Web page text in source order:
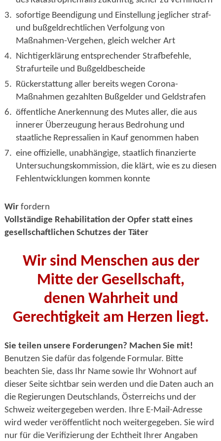
3. sofortige Beendigung und Einstellung jeglicher straf-
und bußgeldrechtlichen Verfolgung von
Maßnahmen-Vergehen, gleich welcher Art
4. Nichtigerklärung entsprechender Strafbefehle,
Strafurteile und Bußgeldbescheide
5. Rückerstattung aller bereits wegen Corona-
Maßnahmen gezahlten Bußgelder und Geldstrafen
6. öffentliche Anerkennung des Mutes aller, die aus
innerer Überzeugung heraus Bedrohung und
staatliche Repressalien in Kauf genommen haben
7. eine offizielle, unabhängige, staatlich finanzierte
Untersuchungskommission, die klärt, wie es zu diesen
Fehlentwicklungen kommen konnte
Wir fordern
Vollständige Rehabilitation der Opfer statt eines
gesellschaftlichen Schutzes der Täter
Wir sind Menschen aus der
Mitte der Gesellschaft,
denen Wahrheit und
Gerechtigkeit am Herzen liegt.
Sie teilen unsere Forderungen? Machen Sie mit!
Benutzen Sie dafür das folgende Formular. Bitte
beachten Sie, dass Ihr Name sowie Ihr Wohnort auf
dieser Seite sichtbar sein werden und die Daten auch an
die Regierungen Deutschlands, Österreichs und der
Schweiz weitergegeben werden. Ihre E-Mail-Adresse
wird weder veröffentlicht noch weitergegeben. Sie wird
nur für die Verifizierung der Echtheit Ihrer Angaben